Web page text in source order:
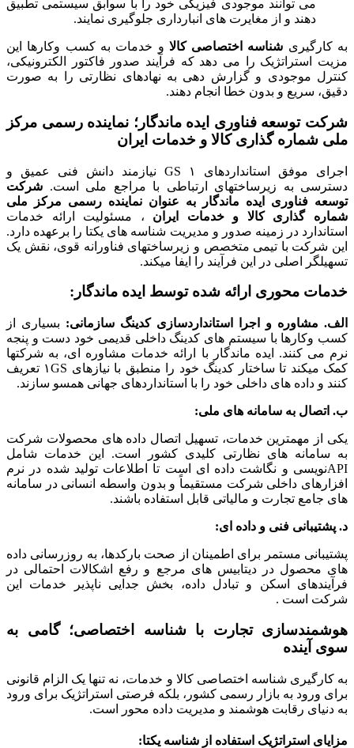
می توانند موجودی فیزیکی خود را با سوابق سیستمی تطبیق
دهند و از مغایرت های انبارداری جلوگیری نمایند.
به کارگیری شناسه اختصاصی کالا و خدمات به کسب وکارها این
مزیت استراتژیک را می دهد که فرآیند صدور فاکتور الکترونیکی،
کنترل موجودی و گزارش دهی به نهادهای نظارتی را به صورت
دقیق، سریع و بدون خطا انجام دهند.
شرکت توسعه فناوری ایده ماندگار؛ نماینده رسمی مرکز
ملی شماره گذاری کالا و خدمات ایران
اجرای موفق استانداردهای ۱ GS نیازمند دانش فنی عمیق و
دسترسی به زیرساختهای ارتباطی با مراجع ملی است. شرکت
توسعه فناوری ایده ماندگار به عنوان نماینده رسمی مرکز ملی
شماره گذاری کالا و خدمات ایران ، مسئولیت ارائه خدمات
استاندارد در زمینه صدور و مدیریت شناسه های یکتا را برعهده دارد.
این شرکت با تیمی متخصص و زیرساختهای فناورانه قوی، نقش یک
تسهیلگر اصلی در این فرآیند را ایفا میکند.
خدمات محوری ارائه شده توسط ایده ماندگار:
الف. مشاوره و اجرا استانداردسازی کدینگ سازمانی: بسیاری از
کسب وکارها با سیستم های کدینگ داخلی قدیمی خود دست و پنجه
نرم می کنند. ایده ماندگار با ارائه خدمات مشاوره ای، به شرکتها
کمک میکند تا ساختار کدینگ خود را منطبق با نیازهای ۱GS تعریف
کنند و داده های داخلی خود را با استانداردهای جهانی همسو سازند.
ب. اتصال به سامانه های ملی:
یکی از مهمترین خدمات، تسهیل اتصال داده های محصولات شرکت
به سامانه های نظارتی کلیدی کشور است. این خدمات شامل
APIنویسی و نگاشت داده ای است تا اطلاعات تولید شده در نرم
افزارهای داخلی شرکت مستقیماً و بدون واسطه انسانی در سامانه
های جامع تجارت و مالیاتی قابل استفاده باشند.
د. پشتیبانی فنی و داده ای:
پشتیبانی مستمر برای اطمینان از صحت بارکدها، به روزرسانی داده
های محصول در دیتابیس های مرجع و رفع اشکالات احتمالی در
فرآیندهای اسکن و تبادل داده، بخش جدایی ناپذیر خدمات این
شرکت است .
هوشمندسازی تجارت با شناسه اختصاصی؛ گامی به
سوی آینده
به کارگیری شناسه اختصاصی کالا و خدمات، نه تنها یک الزام قانونی
برای ورود به بازار رسمی کشور، بلکه فرصتی استراتژیک برای ورود
به دنیای رقابت هوشمند و مدیریت داده محور است.
مزایای استراتژیک استفاده از شناسه یکتا: